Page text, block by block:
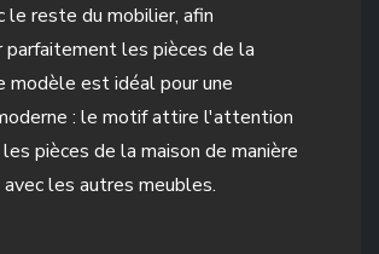
le reste du mobilier, afin
les pièces de la
modèle est idéal pour une
: le motif attire l'attention
pièces de la maison de manière
les autres meubles.